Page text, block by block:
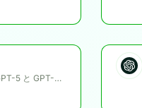
GPT-5 nano は 2025年8月7日に GPT-5 と GPT-5 mini とともに公開され、速度と低コスト運用に最適化された軽量モデルとして位置づけられています。